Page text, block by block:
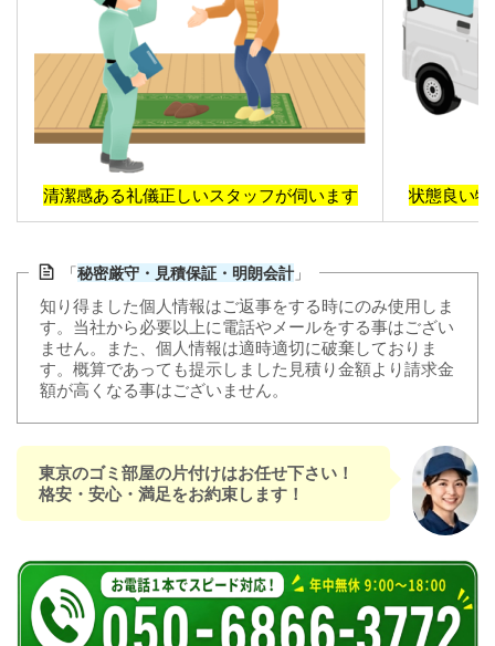
清潔感ある礼儀正しいスタッフが伺います 状態良い物
「秘密厳守・見積保証・明朗会計」
知り得ました個人情報はご返事をする時にのみ使用しま
す。当社から必要以上に電話やメールをする事はござい
ません。また、個人情報は適時適切に破棄しておりま
す。概算であっても提示しました見積り金額より請求金
額が高くなる事はございません。
東京のゴミ部屋の片付けはお任せ下さい！
格安・安心・満足をお約束します！